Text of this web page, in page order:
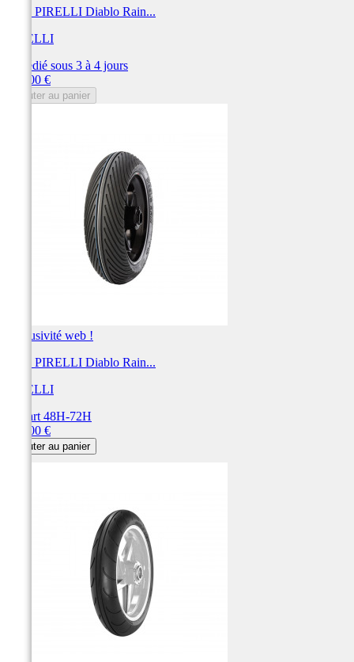
Pneu PIRELLI Diablo Rain...
PIRELLI
Expédié sous 3 à 4 jours
366,00 €
Ajouter au panier
Exclusivité web !
Pneu PIRELLI Diablo Rain...
PIRELLI
Départ 48H-72H
333,00 €
Ajouter au panier